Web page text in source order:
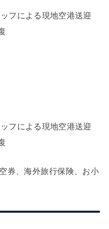
フによる現地空港送迎
フによる現地空港送迎
券、海外旅行保険、お小